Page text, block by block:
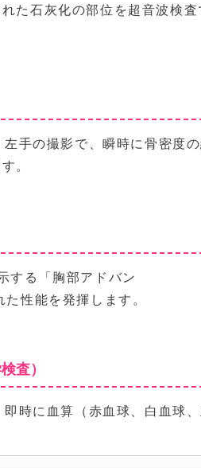
た石灰化の部位を超音波検
左手の撮影で、瞬時に骨密度
。
する「胸部アドバン
性能を発揮します。
査）
即時に血算（赤血球、白血球